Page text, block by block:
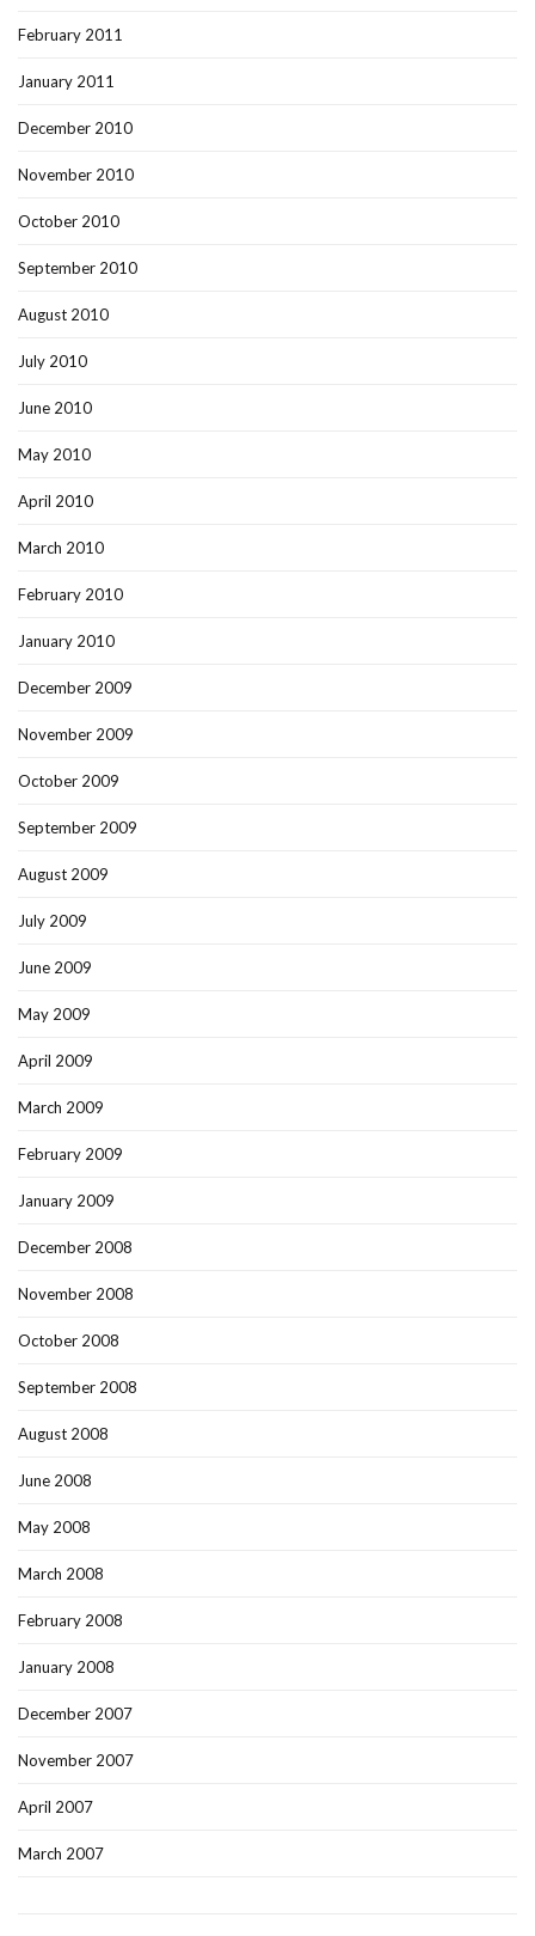
February 2011
January 2011
December 2010
November 2010
October 2010
September 2010
August 2010
July 2010
June 2010
May 2010
April 2010
March 2010
February 2010
January 2010
December 2009
November 2009
October 2009
September 2009
August 2009
July 2009
June 2009
May 2009
April 2009
March 2009
February 2009
January 2009
December 2008
November 2008
October 2008
September 2008
August 2008
June 2008
May 2008
March 2008
February 2008
January 2008
December 2007
November 2007
April 2007
March 2007